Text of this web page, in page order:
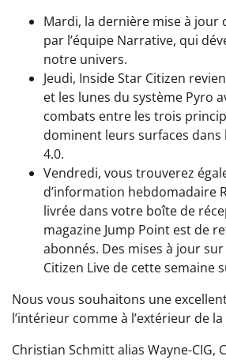
Mardi, la dernière mise à jour
par l’équipe Narrative, qui
notre univers.
Jeudi, Inside Star Citizen
et les lunes du système Pyro
combats entre les trois
dominent leurs surfaces dans
4.0.
Vendredi, vous trouverez
d’information hebdomadaire
livrée dans votre boîte de
magazine Jump Point est de
abonnés. Des mises à jour sur
Citizen Live de cette semaine
Nous vous souhaitons une
l’intérieur comme à l’extérieur de la
Christian Schmitt alias Wayne-CIG,